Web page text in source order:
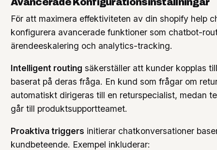
För att maximera effektiviteten av din shopify help
konfigurera avancerade funktioner som chatbot-
ärendeeskalering och analytics-tracking.
Intelligent routing säkerställer att kunder kopplas
baserat på deras fråga. En kund som frågar om
automatiskt dirigeras till en returspecialist, medan
går till produktsupportteamet.
Proaktiva triggers initierar chatkonversationer
kundbeteende. Exempel inkluderar: